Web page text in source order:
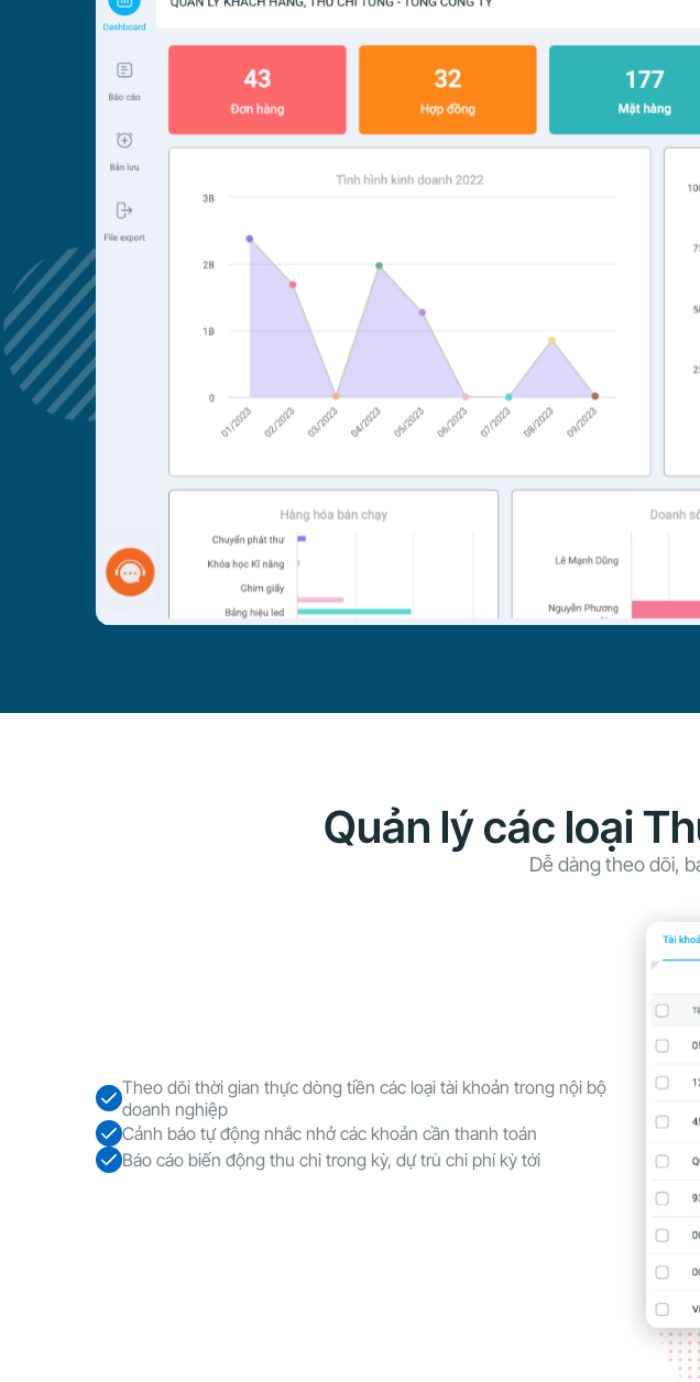
Quản lý các loại
Dễ dàng theo dõi,
Theo dõi thời gian thực dòng tiền các loại tài khoản trong nội bộ
doanh nghiệp
Cảnh báo tự động nhắc nhở các khoản cần thanh toán
Báo cáo biến động thu chi trong kỳ, dự trù chi phí kỳ tới